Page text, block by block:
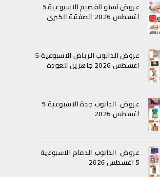
عروض نستو القصيم الاسبوعية 5
اغسطس 2026 الصفقة الكبرى
عروض الدانوب الرياض الاسبوعية 5
اغسطس 2026 جاهزين للعودة
عروض الدانوب جدة الاسبوعية 5
اغسطس 2026
عروض الدانوب الدمام الاسبوعية
5 اغسطس 2026